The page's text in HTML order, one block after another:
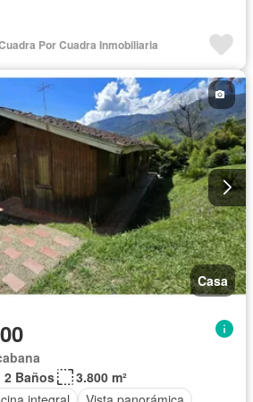
Por Cuadra Inmobiliaria
Casa
2 Baños
3.800 m²